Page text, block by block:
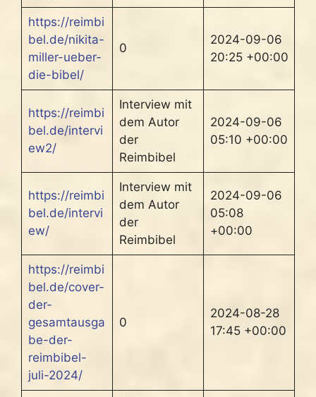
https://reimbi
bel.de/nikita-
miller-ueber-
die-bibel/
0
2024-09-06
20:25 +00:00
https://reimbi
bel.de/intervi
ew2/
Interview mit
dem Autor
der
Reimbibel
2024-09-06
05:10 +00:00
https://reimbi
bel.de/intervi
ew/
Interview mit
dem Autor
der
Reimbibel
2024-09-06
05:08
+00:00
https://reimbi
bel.de/cover-
der-
gesamtausga
be-der-
reimbibel-
juli-2024/
0
2024-08-28
17:45 +00:00